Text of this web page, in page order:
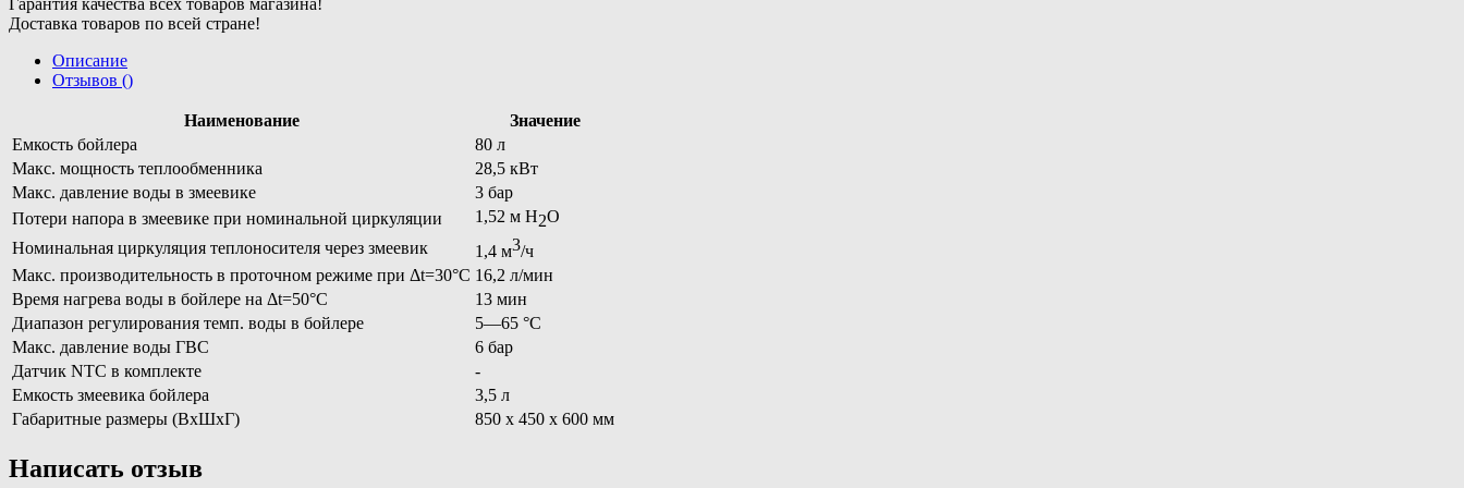
Гарантия качества всех товаров магазина!
Доставка товаров по всей стране!
Описание
Отзывов ()
Наименование
Значение
Емкость бойлера
80 л
Макс. мощность теплообменника
28,5 кВт
Макс. давление воды в змеевике
3 бар
Потери напора в змеевике при номинальной циркуляции
1,52 м H2O
Номинальная циркуляция теплоносителя через змеевик
1,4 м3/ч
Макс. производительность в проточном режиме при Δt=30°C 16,2 л/мин
Время нагрева воды в бойлере на Δt=50°C
13 мин
Диапазон регулирования темп. воды в бойлере
5—65 °С
Макс. давление воды ГВС
6 бар
Датчик NTC в комплекте
-
Емкость змеевика бойлера
3,5 л
Габаритные размеры (ВхШхГ)
850 х 450 х 600 мм
Написать отзыв